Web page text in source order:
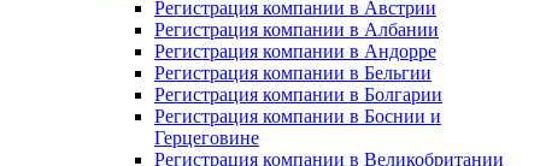
Регистрация компании в Австрии
Регистрация компании в Албании
Регистрация компании в Андорре
Регистрация компании в Бельгии
Регистрация компании в Болгарии
Регистрация компании в Боснии и
Герцеговине
Регистрация компании в Великобритании